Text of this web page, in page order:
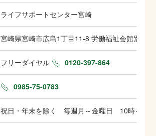
ライフサポートセンター宮崎
宮崎県宮崎市広島1丁目11-8 労働福祉会館別館2
フリーダイヤル 0120-397-864
0985-75-0783
祝日・年末を除く 毎週月～金曜日 10時～16